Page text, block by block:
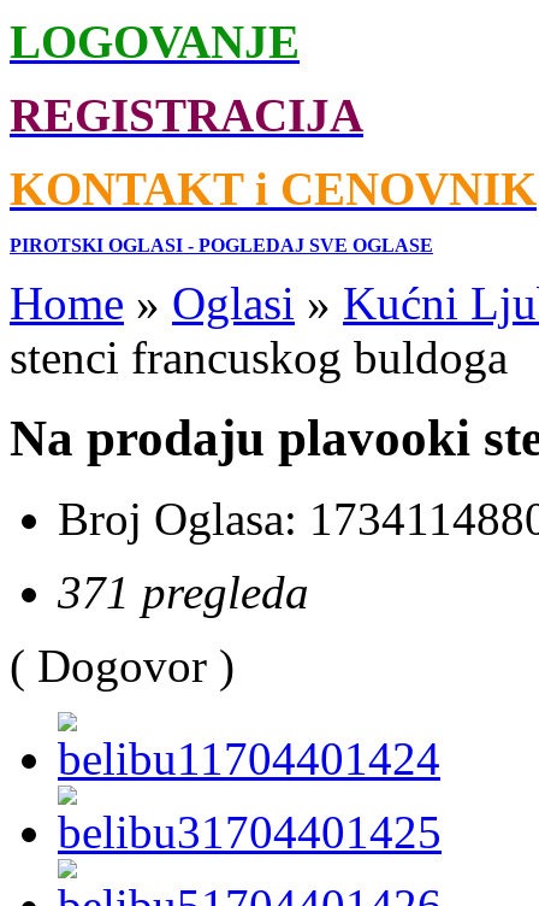
LOGOVANJE
REGISTRACIJA
KONTAKT i CENOVNIK
PIROTSKI OGLASI - POGLEDAJ SVE OGLASE
Home » Oglasi » Kućni
stenci francuskog buldoga
Na prodaju plavooki
Broj Oglasa:
371 pregleda
( Dogovor )